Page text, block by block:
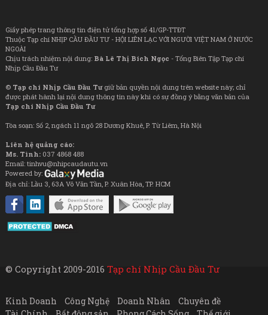
Giấy phép trang thông tin điện tử tổng hợp số 41/GP-TTĐT
Thuộc Tạp chí NHỊP CẦU ĐẦU TƯ - HỘI LIÊN LẠC VỚI NGƯỜI VIỆT NAM Ở NƯỚC
NGOÀI
Chịu trách nhiệm nội dung: Bà Lê Thị Bích Ngọc - Tổng Biên Tập Tạp chí
Nhịp Cầu Đầu Tư
© Tạp chí Nhịp Cầu Đầu Tưgiữ bản quyền nội dung trên website này; chỉ
được phát hành lại nội dung thông tin này khi có sự đồng ý bằng văn bản của
Tạp chí Nhịp Cầu Đầu Tư
Tòa soạn: Số 2, ngách 11 ngõ 28 Dương Khuê, P. Từ Liêm, Hà Nội
Liên hệ quảng cáo:
Ms. Tình: 037 4868 488
Email: tinhvu@nhipcaudautu.vn
Powered by:
Địa chỉ: Lầu 3, 63A Võ Văn Tần, P. Xuân Hòa, TP. HCM
© Copyright 2009-2016 Tạp chí Nhịp Cầu Đầu Tư
Kinh Doanh Công Nghệ Doanh Nhân
Chuyên đề